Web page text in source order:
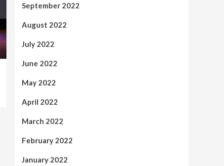
September 2022
August 2022
July 2022
June 2022
May 2022
April 2022
March 2022
February 2022
January 2022